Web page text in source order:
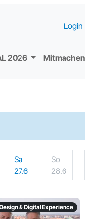
2026 Mitmachen
Login
Sa
27.6
So
28.6
Design & Digital Experience